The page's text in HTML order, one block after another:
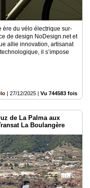
ère du vélo électrique sur-
de design NoDesign.net et
allie innovation, artisanat
il s’impose
| 27/12/2025 | Vu 744583 fois
de La Palma aux
La Boulangère